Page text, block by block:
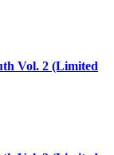
Vol. 2 (Limited